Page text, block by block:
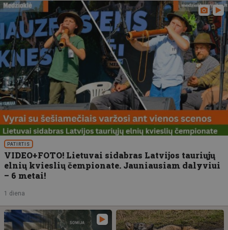
PATIRTIS
VIDEO+FOTO! Lietuvai sidabras Latvijos tauriųjų
elnių kvieslių čempionate. Jauniausiam dalyviui
– 6 metai!
1 diena